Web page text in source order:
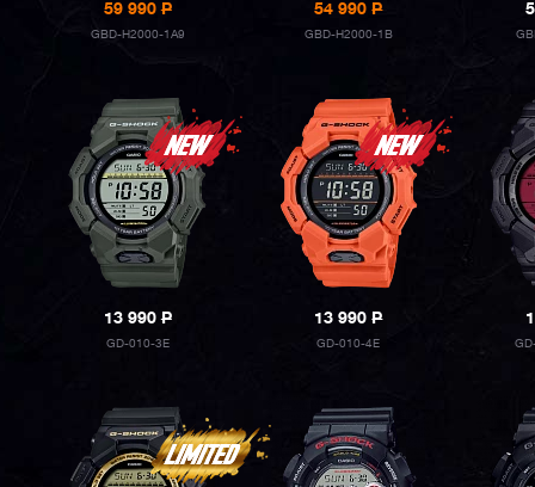
59 990P
GBD-H2000-1A9
54 990P
GBD-H2000-1B
13 990P
GD-010-3E
13 990P
GD-010-4E